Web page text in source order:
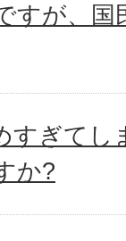
すが、国
すぎて
か?